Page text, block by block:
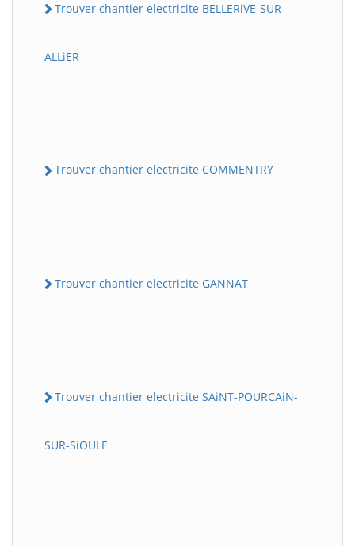
Trouver chantier electricite BELLERiVE-SUR-
ALLiER
Trouver chantier electricite COMMENTRY
Trouver chantier electricite GANNAT
Trouver chantier electricite SAiNT-POURCAiN-
SUR-SiOULE